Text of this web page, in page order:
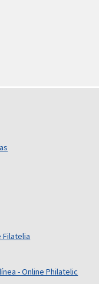
- Online Philatelic